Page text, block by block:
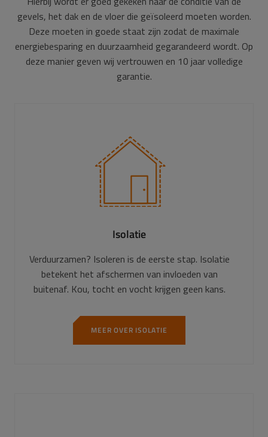
gevels, het dak en de vloer die geïsoleerd moeten worden.
Deze moeten in goede staat zijn zodat de maximale
energiebesparing en duurzaamheid gegarandeerd wordt. Op
deze manier geven wij vertrouwen en 10 jaar volledige
garantie.
Isolatie
Verduurzamen? Isoleren is de eerste stap. Isolatie
betekent het afschermen van invloeden van
buitenaf. Kou, tocht en vocht krijgen geen kans.
MEER OVER ISOLATIE